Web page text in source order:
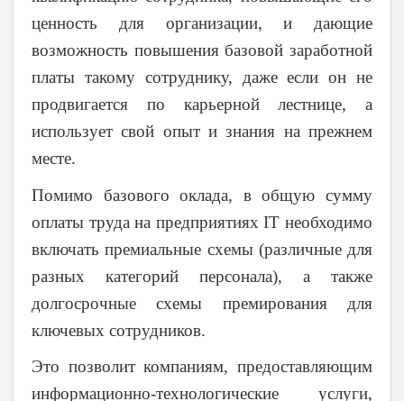
ценность для организации, и дающие
возможность повышения базовой заработной
платы такому сотруднику, даже если он не
продвигается по карьерной лестнице, а
использует свой опыт и знания на прежнем
месте.
Помимо базового оклада, в общую сумму
оплаты труда на предприятиях IT необходимо
включать премиальные схемы (различные для
разных категорий персонала), а также
долгосрочные схемы премирования для
ключевых сотрудников.
Это позволит компаниям, предоставляющим
информационно-технологические услуги,